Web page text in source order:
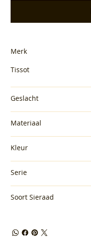
Merk
Tissot
Geslacht
Materiaal
Kleur
Serie
Soort Sieraad